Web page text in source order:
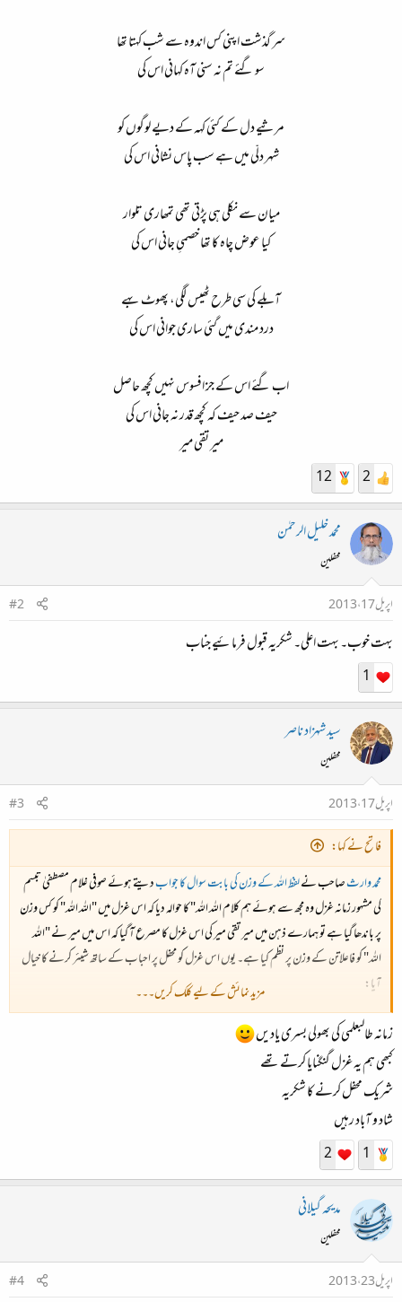
سر گذشت اپنی کس اندوہ سے شب کہتا تھا​
سو گئے تم نہ سنی آہ کہانی اس کی​
مرثیے دل کے کئی کہہ کے دیے لوگوں کو​
شہر دلّی میں ہے سب پاس نشانی اس کی​
میان سے نکلی ہی پڑتی تھی تمھاری تلوار​
کیا عوض چاہ کا تھا خصمیِ جانی اس کی​
آبلے کی سی طرح ٹھیس لگی، پھوٹ بہے​
درد مندی میں گئی ساری جوانی اس کی​
اب گئے اس کے جز افسوس نہیں کچھ حاصل​
حیف صد حیف کہ کچھ قدر نہ جانی اس کی​
میر تقی میر​
2
12
محمد خلیل الرحمٰن
محفلین
اپریل 17، 2013
#2
بہت خوب۔ بہت اعلی۔ شکریہ قبول فرمائیے جناب
1
سید شہزاد ناصر
محفلین
اپریل 17، 2013
#3
فاتح نے کہا:
محمد وارثصاحب نےلفظ اللہ کے وزن کی بابت سوال کا جوابدیتے ہوئے صوفی غلام مصطفیٰ تبسم
کی مشہور زمانہ غزل وہ مجھ سے ہوئے ہم کلام اللہ اللہ" کا حوالہ دیا کہ اس غزل میں "اللہ اللہ" کو کس وزن
پر باندھا گیا ہے تو ہمارے ذہن میں میر تقی میر کی اس غزل کا مصرع آ گیا کہ اس میں میر نے "اللہ
اللہ" کو فاعلاتن کے وزن پر نظم کیا ہے۔ یوں اس غزل کو محفل پر احباب کے ساتھ شیئر کرنے کا خیال
آیا:​
میر دریا ہے سنے شعر زبانی اس کی​
اللہ اللہ رے طبیعت کی روانی اس کی​
اپنی آنکھوں میں نہ آیا کوئی ثانی اس کی​
اسی انداز سے تھی اشک فشانی اس کی​
مزید نمائش کے لیے کلک کریں۔۔۔
زمانہ طالبعلمی کی بھولی بسری یادیں
کبھی ہم یہ غزل گنگنایا کرتے تھے
شریک محفل کرنے کا شکریہ
شاد و آباد رہیں
1
2
مدیحہ گیلانی
محفلین
اپریل 23، 2013
#4